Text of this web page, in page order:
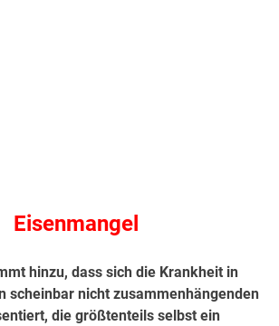
Eisenmangel
hinzu, dass sich die Krankheit in
scheinbar nicht zusammenhängenden
die größtenteils selbst ein